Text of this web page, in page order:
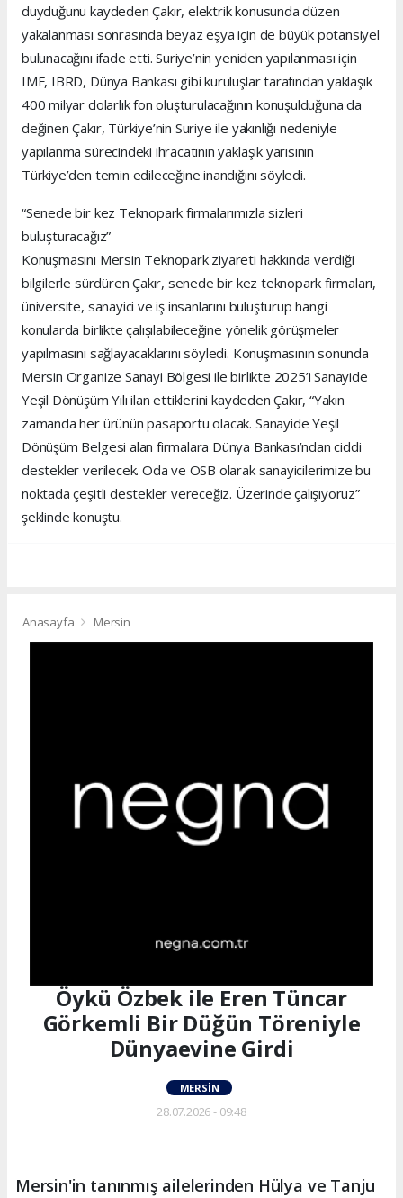
duyduğunu kaydeden Çakır, elektrik konusunda düzen
yakalanması sonrasında beyaz eşya için de büyük potansiyel
bulunacağını ifade etti. Suriye’nin yeniden yapılanması için
IMF, IBRD, Dünya Bankası gibi kuruluşlar tarafından yaklaşık
400 milyar dolarlık fon oluşturulacağının konuşulduğuna da
değinen Çakır, Türkiye’nin Suriye ile yakınlığı nedeniyle
yapılanma sürecindeki ihracatının yaklaşık yarısının
Türkiye’den temin edileceğine inandığını söyledi.
“Senede bir kez Teknopark firmalarımızla sizleri
buluşturacağız”
Konuşmasını Mersin Teknopark ziyareti hakkında verdiği
bilgilerle sürdüren Çakır, senede bir kez teknopark firmaları,
üniversite, sanayici ve iş insanlarını buluşturup hangi
konularda birlikte çalışılabileceğine yönelik görüşmeler
yapılmasını sağlayacaklarını söyledi. Konuşmasının sonunda
Mersin Organize Sanayi Bölgesi ile birlikte 2025’i Sanayide
Yeşil Dönüşüm Yılı ilan ettiklerini kaydeden Çakır, “Yakın
zamanda her ürünün pasaportu olacak. Sanayide Yeşil
Dönüşüm Belgesi alan firmalara Dünya Bankası’ndan ciddi
destekler verilecek. Oda ve OSB olarak sanayicilerimize bu
noktada çeşitli destekler vereceğiz. Üzerinde çalışıyoruz”
şeklinde konuştu.
Anasayfa Mersin
Öykü Özbek ile Eren Tüncar
Görkemli Bir Düğün Töreniyle
Dünyaevine Girdi
MERSIN
28.07.2026 - 09:48
Mersin'in tanınmış ailelerinden Hülya ve Tanju